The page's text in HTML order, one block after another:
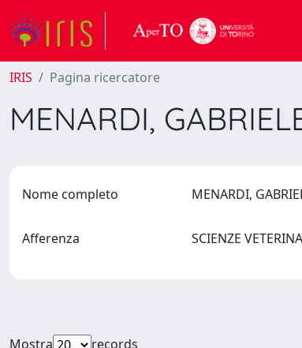
IRIS Pagina ricercatore
MENARDI,
Nome completo MENARDI,
Afferenza SCIENZE
Mostra
records